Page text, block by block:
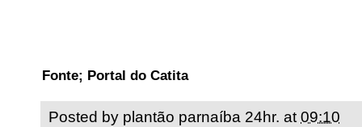
Fonte; Portal do Catita
Posted by plantão parnaíba 24hr. at 09:10